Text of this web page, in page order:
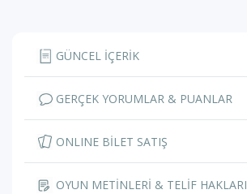
GÜNCEL İÇERİK
GERÇEK YORUMLAR & PUANLAR
ONLINE BİLET SATIŞ
OYUN METİNLERİ & TELİF HAKLARI